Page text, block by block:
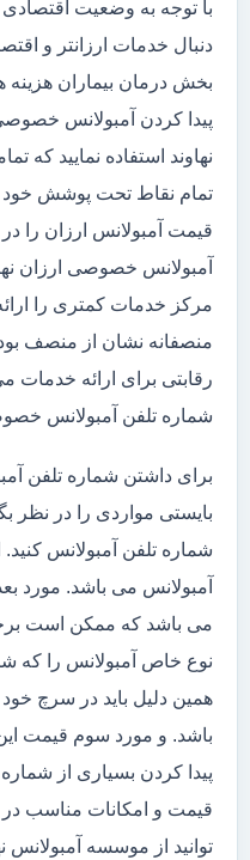
با توجه به وضعیت
دنبال خدمات ارزانتر و
بخش درمان بیماران
پیدا کردن آمبولانس خصوصی
نهاوند استفاده نمایید که
تمام نقاط تحت پوشش خود
قیمت آمبولانس ارزان را
آمبولانس خصوصی ارزان
مرکز خدمات کمتری را
منصفانه نشان از منصف
رقابتی برای ارائه خدمات
شماره تلفن آمبولانس
برای داشتن شماره تلفن
بایستی مواردی را در نظر
شماره تلفن آمبولانس
آمبولانس می باشد. مورد
می باشد که ممکن است
نوع خاص آمبولانس را که
همین دلیل باید در سرچ
باشد. و مورد سوم قیمت
پیدا کردن بسیاری از
قیمت و امکانات مناسب در
توانید از موسسه آمبولانس